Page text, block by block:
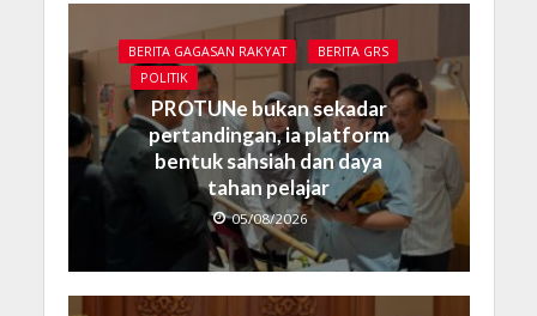
BERITA GAGASAN RAKYAT
BERITA GRS
POLITIK
PROTUNe bukan sekadar
pertandingan, ia platform
bentuk sahsiah dan daya
tahan pelajar
05/08/2026